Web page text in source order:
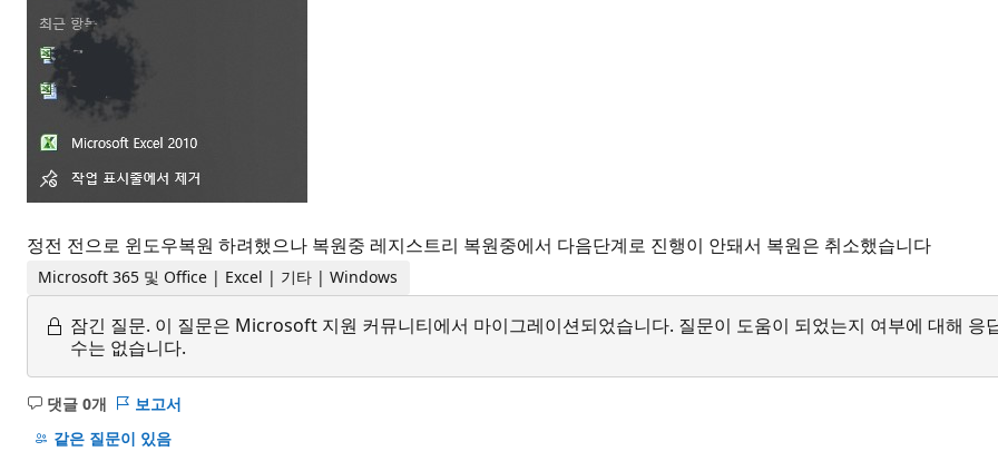
정전 전으로 윈도우복원 하려했으나 복원중 레지스트리 복원중에서 다음단계로 진행이 안돼서 복원은 취소했습니다
Microsoft 365 및 Office | Excel | 기타 | Windows
잠긴 질문. 이 질문은 Microsoft 지원 커뮤니티에서 마이그레이션되었습니다. 질문이 도움이 되었는지 여부에 대해 응
수는 없습니다.
댓글 0개
설
명
보고서
같은 질문이 있음